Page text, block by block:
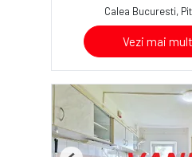
Calea Bucuresti,
Vezi mai